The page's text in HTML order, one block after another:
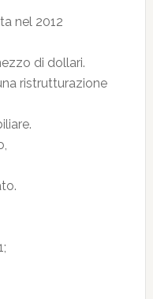
nel 2012
di dollari.
ristrutturazione